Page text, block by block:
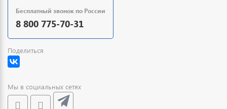
Бесплатный звонок по России
8 800 775-70-31
Поделиться
Мы в социальных сетях